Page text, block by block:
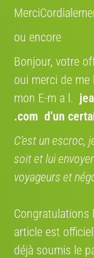
ou encore
Bonjour, votre
oui merci de me
mon E-m a l.
.com d’un
C’est un escroc,
soit et lui
voyageurs et
Congratulations
article est
déjà soumis le